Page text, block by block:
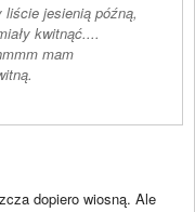
liście jesienią późną,
kwitnąć....
mam
dopiero wiosną. Ale